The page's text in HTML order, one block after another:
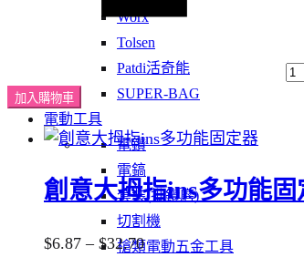
Worx
Tolsen
Patdi活奇能
SUPER-BAG
電動工具
電鑽
電鎬
套裝(批鑽磨)
切割機
槍類電動五金工具
加入購物車
創意大拇指ins多功能固
$6.87 – $32.70Price